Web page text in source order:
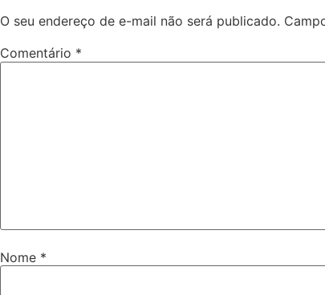
O seu endereço de e-mail não será publicado.
Comentário *
Nome *